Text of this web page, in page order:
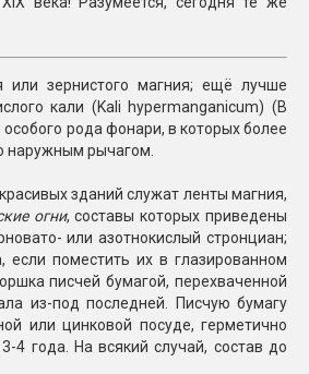
фонарики
для
гирлянды
шоу
зернистого магния; ещё лучше
кали (Kali hypermanganicum) (В
рода фонари, в которых более
наружным рычагом.
зданий служат ленты магния,
огни, составы которых приведены
или азотнокислый стронциан;
если поместить их в глазированном
писчей бумагой, перехваченной
из-под последней. Писчую бумагу
или цинковой посуде, герметично
4 года. На всякий случай, состав до